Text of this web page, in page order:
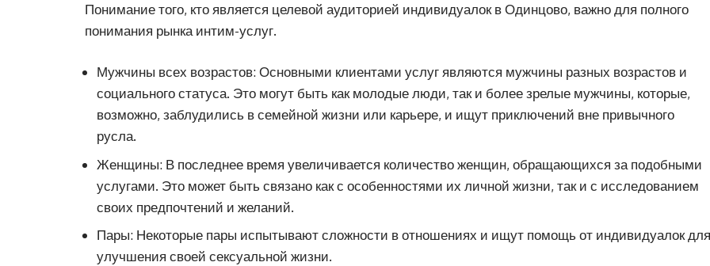
Понимание того, кто является целевой аудиторией индивидуалок в Одинцово, важно для полного
понимания рынка интим-услуг.
Мужчины всех возрастов: Основными клиентами услуг являются мужчины разных возрастов и
социального статуса. Это могут быть как молодые люди, так и более зрелые мужчины, которые,
возможно, заблудились в семейной жизни или карьере, и ищут приключений вне привычного
русла.
Женщины: В последнее время увеличивается количество женщин, обращающихся за подобными
услугами. Это может быть связано как с особенностями их личной жизни, так и с исследованием
своих предпочтений и желаний.
Пары: Некоторые пары испытывают сложности в отношениях и ищут помощь от индивидуалок для
улучшения своей сексуальной жизни.